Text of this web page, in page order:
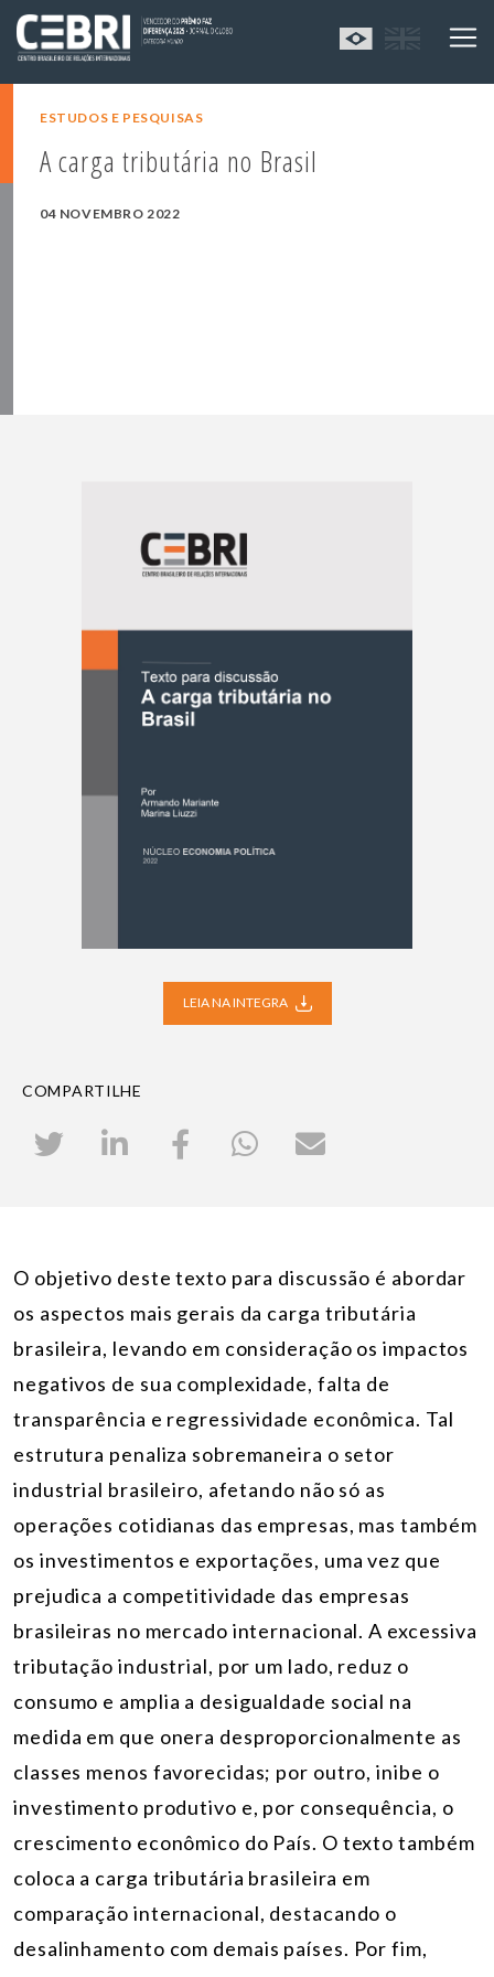
ESTUDOS E PESQUISAS
A carga tributária no Brasil
04 NOVEMBRO 2022
LEIA NA INTEGRA
COMPARTILHE
O objetivo deste texto para discussão é abordar
os aspectos mais gerais da carga tributária
brasileira, levando em consideração os impactos
negativos de sua complexidade, falta de
transparência e regressividade econômica. Tal
estrutura penaliza sobremaneira o setor
industrial brasileiro, afetando não só as
operações cotidianas das empresas, mas também
os investimentos e exportações, uma vez que
prejudica a competitividade das empresas
brasileiras no mercado internacional. A excessiva
tributação industrial, por um lado, reduz o
consumo e amplia a desigualdade social na
medida em que onera desproporcionalmente as
classes menos favorecidas; por outro, inibe o
investimento produtivo e, por consequência, o
crescimento econômico do País. O texto também
coloca a carga tributária brasileira em
comparação internacional, destacando o
desalinhamento com demais países. Por fim,